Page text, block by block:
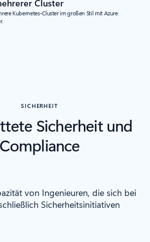
Cluster
Kubernetes-Cluster im großen Stil mit Azure
SICHERHEIT
Sicherheit und
Compliance
von Ingenieuren, die sich bei
Sicherheitsinitiativen